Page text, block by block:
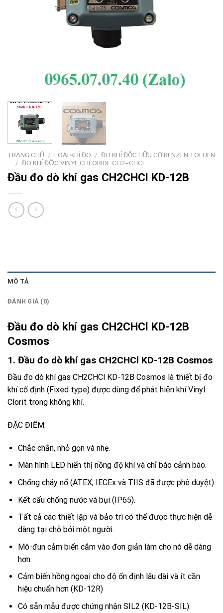
TRANG CHỦ / LOẠI KHÍ ĐO / ĐO KHÍ ĐỘC HỮU CƠ BENZEN TOLUEN
/ ĐO KHÍ ĐỘC VINYL CHLORIDE CH2=CHCL
Đầu đo dò khí gas CH2CHCl KD-12B
MÔ TẢ
ĐÁNH GIÁ (0)
Đầu đo dò khí gas CH2CHCl KD-12B
Cosmos
1. Đầu đo dò khí gas CH2CHCl KD-12B Cosmos
Đầu đo dò khí gas CH2CHCl KD-12B Cosmos là thiết bị đo
khí cố định (Fixed type) được dùng để phát hiện khí Vinyl
Clorit trong không khí.
ĐẶC ĐIỂM:
Chắc chắn, nhỏ gọn và nhẹ.
Màn hình LED hiển thị nồng độ khí và chỉ báo cảnh báo.
Chống cháy nổ (ATEX, IECEx và TIIS đã được phê duyệt).
Kết cấu chống nước và bụi (IP65).
Tất cả các thiết lập và bảo trì có thể được thực hiện dễ
dàng tại chỗ bởi một người.
Mô-đun cảm biến cắm vào đơn giản làm cho nó dễ dàng
hơn.
Cảm biến hồng ngoại cho độ ổn định lâu dài và ít cần
hiệu chuẩn hơn (KD-12R)
Có sẵn mẫu được chứng nhận SIL2 (KD-12B-SIL).